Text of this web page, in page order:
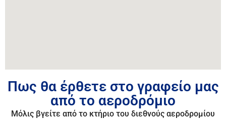
Πως θα έρθετε στο γραφείο μας
από το αεροδρόμιο
Μόλις βγείτε από το κτήριο του διεθνούς αεροδρομίου